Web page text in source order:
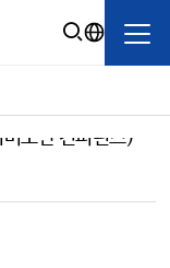
보안 컨퍼런스)